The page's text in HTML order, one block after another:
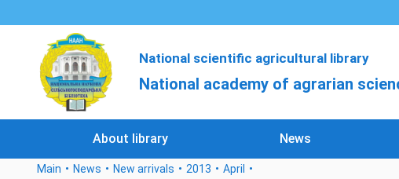
National scientific agricultural library
National academy of agrarian
About library News
Main News New arrivals 2013
April